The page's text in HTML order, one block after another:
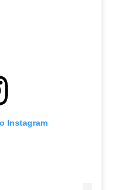
Instagram